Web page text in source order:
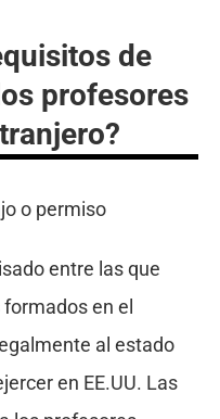
de
profesores
entre las que
en el
al estado
en EE.UU. Las